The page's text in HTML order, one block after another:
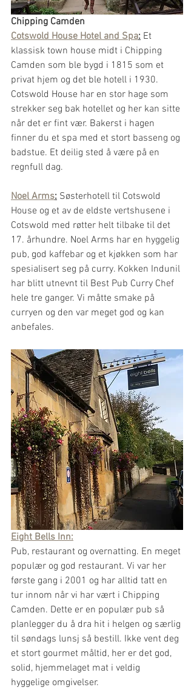
Chipping Camden
Cotswold House Hotel and Spa: Et
klassisk town house midt i Chipping
Camden som ble bygd i 1815 som et
privat hjem og det ble hotell i 1930.
Cotswold House har en stor hage som
strekker seg bak hotellet og her kan sitte
når det er fint vær. Bakerst i hagen
finner du et spa med et stort basseng og
badstue. Et deilig sted å være på en
regnfull dag.
Noel Arms: Søsterhotell til Cotswold
House og et av de eldste vertshusene i
Cotswold med røtter helt tilbake til det
17. århundre. Noel Arms har en hyggelig
pub, god kaffebar og et kjøkken som har
spesialisert seg på curry. Kokken Indunil
har blitt utnevnt til Best Pub Curry Chef
hele tre ganger. Vi måtte smake på
curryen og den var meget god og kan
anbefales.
Eight Bells Inn:
Pub, restaurant og overnatting. En meget
populær og god restaurant. Vi var her
første gang i 2001 og har alltid tatt en
tur innom når vi har vært i Chipping
Camden. Dette er en populær pub så
planlegger du å dra hit i helgen og særlig
til søndags lunsj så bestill. Ikke vent deg
et stort gourmet måltid, her er det god,
solid, hjemmelaget mat i veldig
hyggelige omgivelser.